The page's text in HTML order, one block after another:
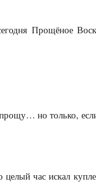
Прощёное
но только, если
час искал